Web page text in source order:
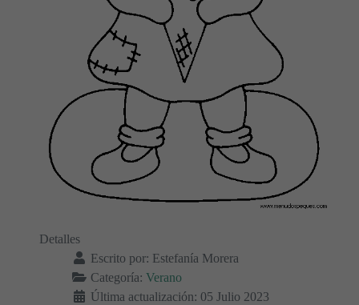
Detalles
Escrito por: Estefanía Morera
Categoría: Verano
Última actualización: 05 Julio 2023